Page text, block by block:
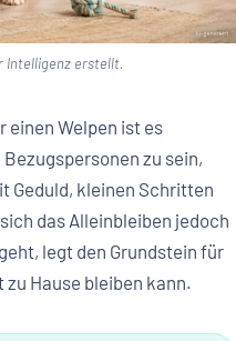
Intelligenz erstellt.
einen Welpen ist es
zu sein,
Geduld, kleinen Schritten
das Alleinbleiben jedoch
legt den Grundstein für
Hause bleiben kann.